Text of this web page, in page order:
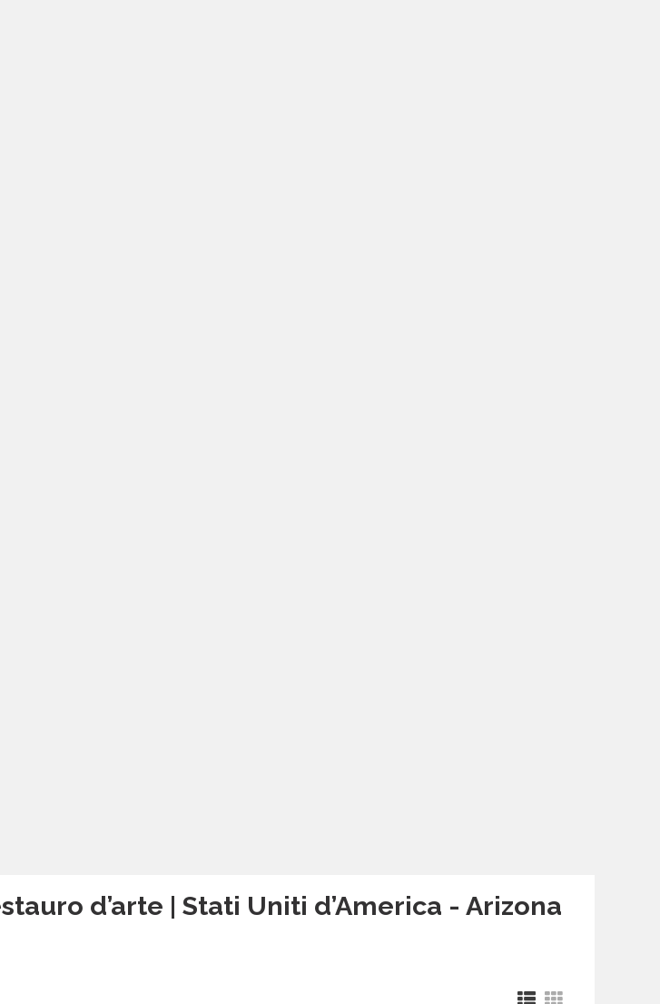
d’arte | Stati Uniti d’America - Arizona